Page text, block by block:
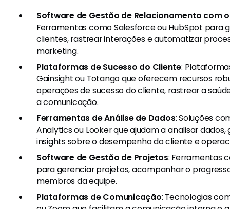
Software de Gestão de Relacionamento com
Ferramentas como Salesforce ou HubSpot para
clientes, rastrear interações e automatizar
marketing.
Plataformas de Sucesso do Cliente:
Gainsight ou Totango que oferecem recursos
operações de sucesso do cliente, rastrear a
a comunicação.
Ferramentas de Análise de Dados: Soluções
Analytics ou Looker que ajudam a analisar
insights sobre o desempenho do cliente e
Software de Gestão de Projetos: Ferramentas
para gerenciar projetos, acompanhar o
membros da equipe.
Plataformas de Comunicação: Tecnologias